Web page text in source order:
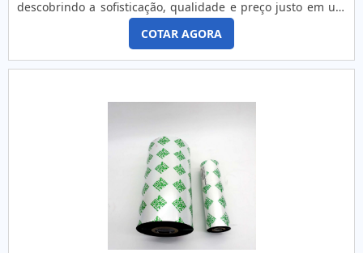
garantia de qualidade. A Etiquetas Camp Label é uma
fabricante que atua há 15 anos em todo o Estado de São
Paulo oferecendo máxima excelência em rótulos e etiquetas
para indústrias e empresas do setor comercial. .
descobrindo a sofisticação, qualidade e preço justo em um
só lugar.OUTRAS INFORMAÇÕES SOBRE FORNECEDOR DE
ADESIVO RESINADOSQuem pesquisa na internet por
fornecedor de adesivo resinados em uma empresa
responsável, acha o site da GID - Soluções em Adesivos.
final.Discorrendo ainda sobre fornecedor de adesivo
resinados, mais do que visar apenas lucratividade, deve
oferecer produtos e serviços que tenham ótima qualidade e
excelente custo-benefício, detalhes primordiais que são
deixados de lado por muitas empresas que não focam na
fidelização do cliente.É importante lembrar que o produto
deve sempre ser adquirido com empresas especializadas
COTAR AGORA